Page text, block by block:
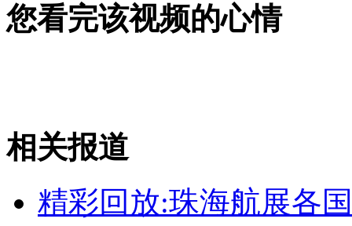
外交部：有关国家言论片面不公正
您看完该视频的心情
相关报道
精彩回放:珠海航展各